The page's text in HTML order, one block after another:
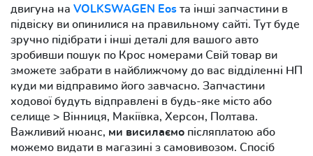
двигуна на VOLKSWAGEN Eos та інші запчастини в
підвіску ви опинилися на правильному сайті. Тут буде
зручно підібрати і інші деталі для вашого авто
зробивши пошук по Крос номерами Свій товар ви
зможете забрати в найближчому до вас відділенні НП
куди ми відправимо його завчасно. Запчастини
ходової будуть відправлені в будь-яке місто або
селище > Вінниця, Макіївка, Херсон, Полтава.
Важливий нюанс, ми висилаємо післяплатою або
можемо видати в магазині з самовивозом. Спосіб